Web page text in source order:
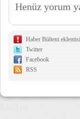
Henüz yorum
Haber Bülteni eklentisi
Twitter
Facebook
RSS